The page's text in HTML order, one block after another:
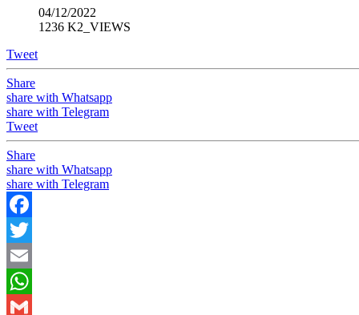
04/12/2022
1236 K2_VIEWS
Tweet
Share
share with Whatsapp
share with Telegram
Tweet
Share
share with Whatsapp
share with Telegram
Facebook
Twitter
Email
WhatsApp